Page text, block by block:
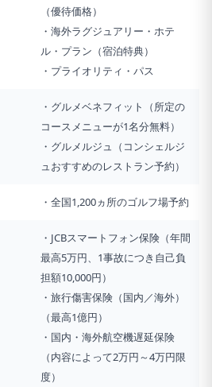
（優待価格）
・海外ラグジュアリー・ホテ
ル・プラン（宿泊特典）
・プライオリティ・パス
・グルメベネフィット（所定の
コースメニューが1名分無料）
・グルメルジュ（コンシェルジ
ュおすすめのレストラン予約）
・全国1,200ヵ所のゴルフ場予約
・JCBスマートフォン保険（年間
最高5万円、1事故につき自己負
担額10,000円）
・旅行傷害保険（国内／海外）
（最高1億円）
・国内・海外航空機遅延保険
（内容によって2万円～4万円限
度）